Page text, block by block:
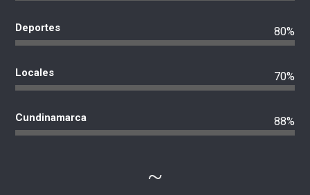
Deportes 80%
Locales 70%
Cundinamarca 88%